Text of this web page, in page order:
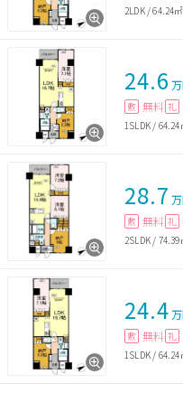
2LDK/64.24㎡
24.6
敷 無料 礼
1SLDK / 64.24
28.7
敷 無料 礼
2SLDK / 74.39
24.4
敷 無料 礼
1SLDK / 64.24